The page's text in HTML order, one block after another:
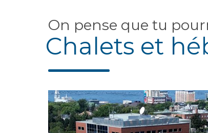
On pense que tu
Chalets et